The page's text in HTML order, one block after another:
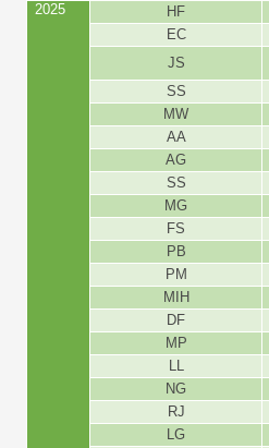
2025
HF
EC
JS
SS
MW
AA
AG
SS
MG
FS
PB
PM
MIH
DF
MP
LL
NG
RJ
LG